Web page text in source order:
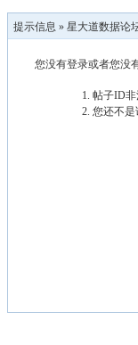
提示信息 » 星大道数据论
您没有登录或者您没
帖子ID非
您还不是